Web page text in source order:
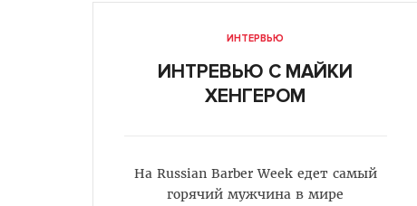
ИНТЕРВЬЮ
ИНТРЕВЬЮ С МАЙКИ
ХЕНГЕРОМ
На Russian Barber Week едет самый
горячий мужчина в мире